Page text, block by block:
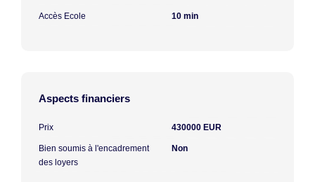
Accès Ecole 10 min
Aspects financiers
Prix 430000 EUR
Bien soumis à l'encadrement
des loyers
Non